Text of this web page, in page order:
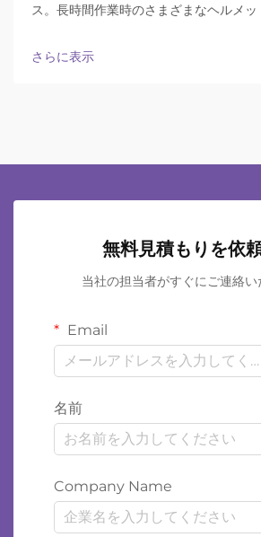
ス。長時間作業時のさまざまなヘルメッ
な保護性能の両立をうまく実現していま
さらに表示
無料見積もりを依
当社の担当者がすぐにご連絡い
Email
名前
Company Name